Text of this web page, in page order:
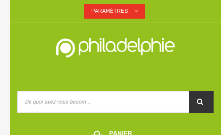
PARAMÈTRES
PANIER